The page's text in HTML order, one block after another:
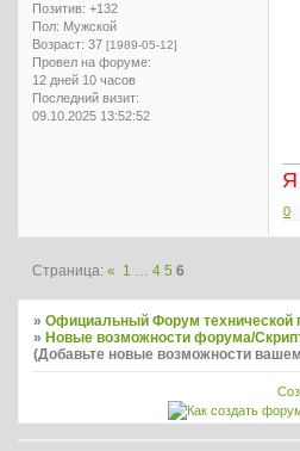
Позитив: +132
Пол: Мужской
Возраст: 37 [1989-05-12]
Провел на форуме:
12 дней 10 часов
Последний визит:
09.10.2025 13:52:52
Я
0
Страница:« 1 … 4 5 6
»Официальный Форум технической
»Новые возможности форума/
(Добавьте новые возможности